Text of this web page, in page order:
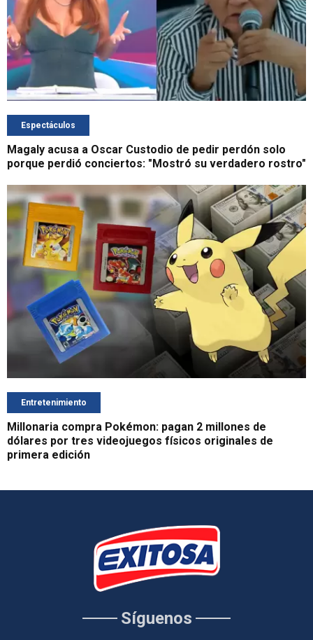
Espectáculos
Magaly acusa a Oscar Custodio de pedir perdón solo
porque perdió conciertos: "Mostró su verdadero rostro"
Entretenimiento
Millonaria compra Pokémon: pagan 2 millones de
dólares por tres videojuegos físicos originales de
primera edición
Síguenos